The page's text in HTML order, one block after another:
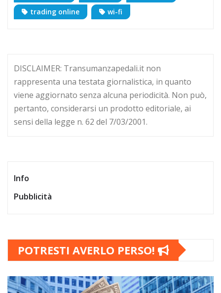
trading online
wi-fi
DISCLAIMER: Transumanzapedali.it non
rappresenta una testata giornalistica, in quanto
viene aggiornato senza alcuna periodicità. Non può,
pertanto, considerarsi un prodotto editoriale, ai
sensi della legge n. 62 del 7/03/2001.
Info
Pubblicità
POTRESTI AVERLO PERSO!